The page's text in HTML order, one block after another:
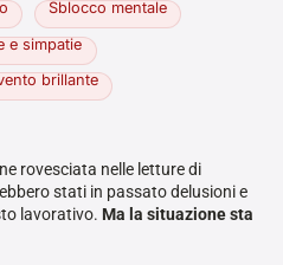
Sblocco mentale
e simpatie
brillante
rovesciata nelle letture di
stati in passato delusioni e
lavorativo. Ma la situazione sta